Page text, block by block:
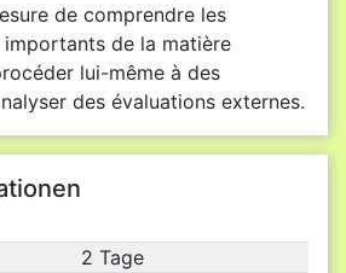
de comprendre les
importants de la matière
lui-même à des
des évaluations externes.
2 Tage